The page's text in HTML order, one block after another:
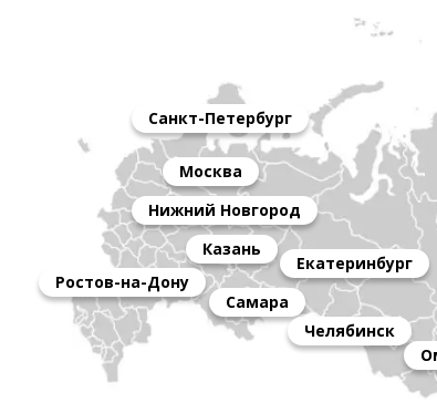
Санкт-Петербург
Москва
Нижний Новгород
Казань
Екатеринбург
Ростов-на-Дону
Самара
Челябинск